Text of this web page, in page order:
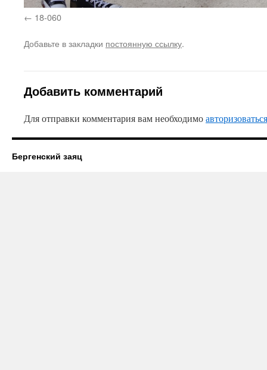
18-060
Добавьте в закладки постоянную ссылку.
Добавить комментарий
Для отправки комментария вам необходимоавторизоваться
Бергенский заяц